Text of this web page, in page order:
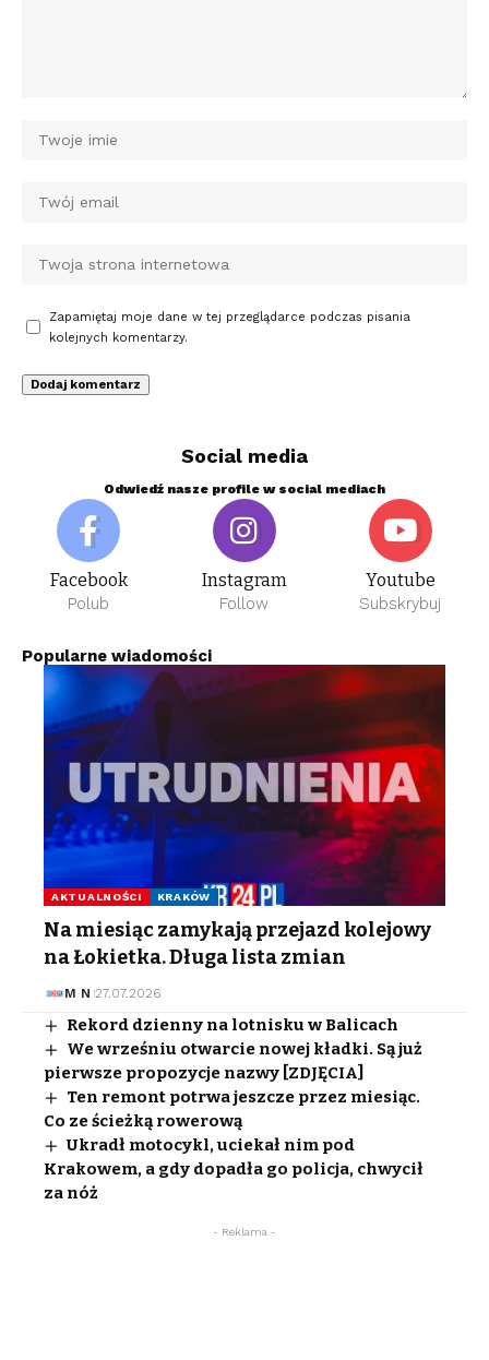
Zapamiętaj moje dane w tej przeglądarce podczas pisania
kolejnych komentarzy.
Social media
Odwiedź nasze profile w social mediach
Facebook
Polub
Instagram
Follow
Youtube
Subskrybuj
Popularne wiadomości
AKTUALNOŚCI KRAKÓW
Na miesiąc zamykają przejazd kolejowy
na Łokietka. Długa lista zmian
M N 27.07.2026
Rekord dzienny na lotnisku w Balicach
We wrześniu otwarcie nowej kładki. Są już
pierwsze propozycje nazwy [ZDJĘCIA]
Ten remont potrwa jeszcze przez miesiąc.
Co ze ścieżką rowerową
Ukradł motocykl, uciekał nim pod
Krakowem, a gdy dopadła go policja, chwycił
za nóż
- Reklama -